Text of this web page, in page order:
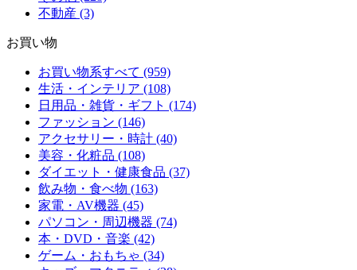
不動産 (3)
お買い物
お買い物系すべて (959)
生活・インテリア (108)
日用品・雑貨・ギフト (174)
ファッション (146)
アクセサリー・時計 (40)
美容・化粧品 (108)
ダイエット・健康食品 (37)
飲み物・食べ物 (163)
家電・AV機器 (45)
パソコン・周辺機器 (74)
本・DVD・音楽 (42)
ゲーム・おもちゃ (34)